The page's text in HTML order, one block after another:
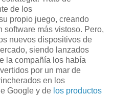
de los
propio juego, creando
más vistoso. Pero,
nuevos dispositivos de
siendo lanzados
la compañía los había
por un mar de
en los
Google y de los productos